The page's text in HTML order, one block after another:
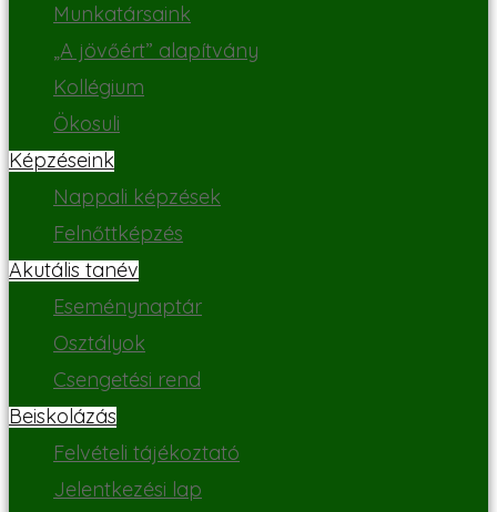
Munkatársaink
„A jövőért” alapítvány
Kollégium
Ökosuli
Képzéseink
Nappali képzések
Felnőttképzés
Akutális tanév
Eseménynaptár
Osztályok
Csengetési rend
Beiskolázás
Felvételi tájékoztató
Jelentkezési lap